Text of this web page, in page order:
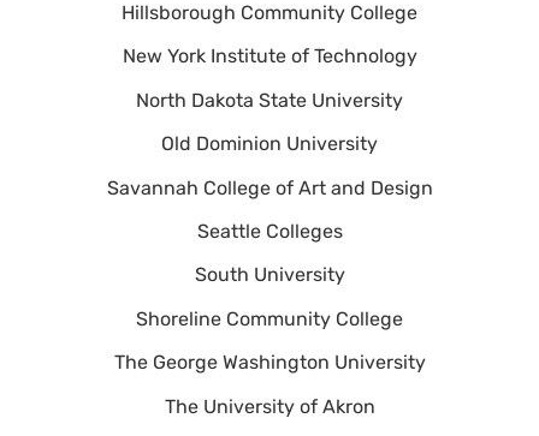
Hillsborough Community College
New York Institute of Technology
North Dakota State University
Old Dominion University
Savannah College of Art and Design
Seattle Colleges
South University
Shoreline Community College
The George Washington University
The University of Akron